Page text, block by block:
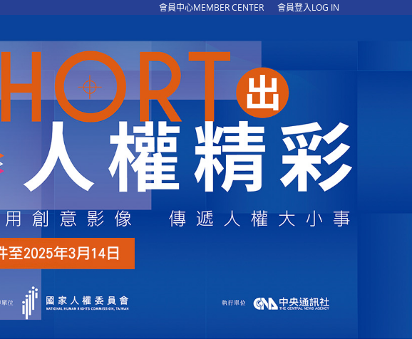
會員中心MEMBER CENTER 會員登入LOG IN